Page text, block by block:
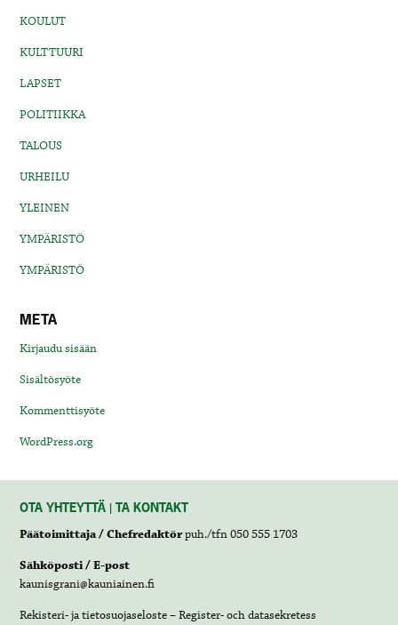
KOULUT
KULTTUURI
LAPSET
POLITIIKKA
TALOUS
URHEILU
YLEINEN
YMPÄRISTÖ
YMPÄRISTÖ
META
Kirjaudu sisään
Sisältösyöte
Kommenttisyöte
WordPress.org
OTA YHTEYTTÄ | TA KONTAKT
Päätoimittaja / Chefredaktörpuh./tfn 050 555 1703
Sähköposti / E-post
kaunisgrani@kauniainen.fi
Rekisteri- ja tietosuojaseloste – Register- och datasekretess